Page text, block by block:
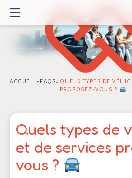
ACCUEIL » FAQS» QUELS TYPES DE
PROPOSEZ-VOUS ?
Quels types de
et de services
vous ?